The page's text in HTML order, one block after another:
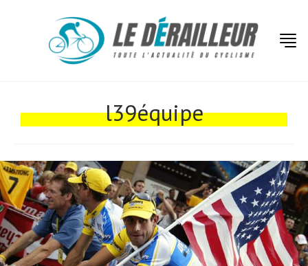
l39équipe
Actualités
Tests de produits
Conseils
Tendances
Tous nos articles